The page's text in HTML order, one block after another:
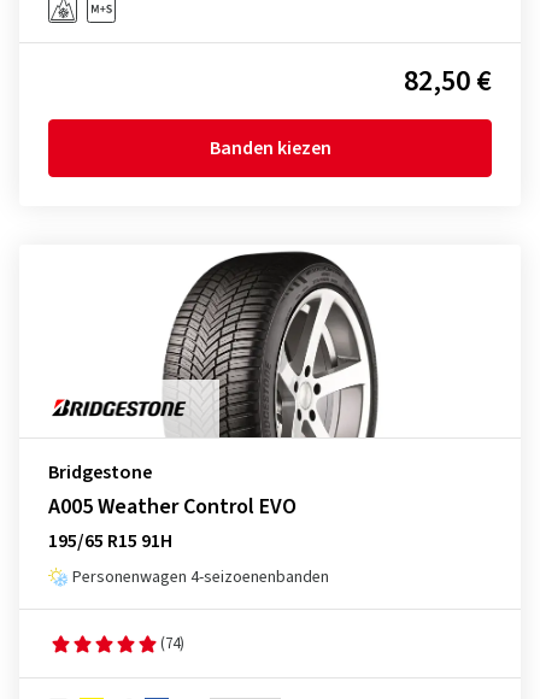
82,50 €
Banden kiezen
Bridgestone
A005 Weather Control EVO
195/65 R15 91H
Personenwagen 4-seizoenenbanden
(74)